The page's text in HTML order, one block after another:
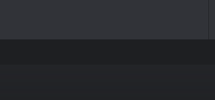
de pixel art. Se você gosta de jogos onde
recompensador, esse pode ser uma ótima